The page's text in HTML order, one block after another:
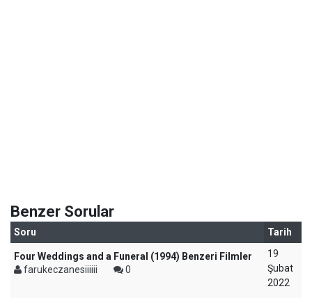
Benzer Sorular
Soru Tarih
Four Weddings and a Funeral (1994) Benzeri Filmler
farukeczanesiiiiii
0
19
Şubat
2022